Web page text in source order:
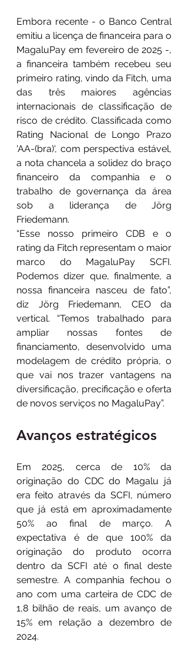
Embora recente - o Banco Central
emitiu a licença de financeira para o
MagaluPay em fevereiro de 2025 -,
a financeira também recebeu seu
primeiro rating, vindo da Fitch, uma
das três maiores agências
internacionais de classificação de
risco de crédito. Classificada como
Rating Nacional de Longo Prazo
'AA-(bra)', com perspectiva estável,
a nota chancela a solidez do braço
financeiro da companhia e o
trabalho de governança da área
sob a liderança de Jörg
Friedemann.
“Esse nosso primeiro CDB e o
rating da Fitch representam o maior
marco do MagaluPay SCFI.
Podemos dizer que, finalmente, a
nossa financeira nasceu de fato”,
diz Jörg Friedemann, CEO da
vertical. “Temos trabalhado para
ampliar nossas fontes de
financiamento, desenvolvido uma
modelagem de crédito própria, o
que vai nos trazer vantagens na
diversificação, precificação e oferta
de novos serviços no MagaluPay”.
Avanços estratégicos
Em 2025, cerca de 10% da
originação do CDC do Magalu já
era feito através da SCFI, número
que já está em aproximadamente
50% ao final de março. A
expectativa é de que 100% da
originação do produto ocorra
dentro da SCFI até o final deste
semestre. A companhia fechou o
ano com uma carteira de CDC de
1,8 bilhão de reais, um avanço de
15% em relação a dezembro de
2024.